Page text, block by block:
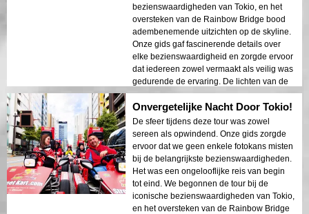
bezienswaardigheden van Tokio, en het
oversteken van de Rainbow Bridge bood
adembenemende uitzichten op de skyline.
Onze gids gaf fascinerende details over
elke bezienswaardigheid en zorgde ervoor
dat iedereen zowel vermaakt als veilig was
gedurende de ervaring. De lichten van de
stad die op de baai weerkaatsten,
creëerden een dromerige sfeer die een
blijvende indruk achterliet. Deze tour is
ideaal voor eerste bezoekers die een mix
van avontuur en sightseeing willen. Het
contrast tussen de moderne structuren van
Tokio en de historische gebieden werd
prachtig weergegeven in de nachtelijke
lichten. Ik zou deze tour ten zeerste
aanbevelen aan iedereen!
Onvergetelijke Nacht Door Tokio!
De sfeer tijdens deze tour was zowel
sereen als opwindend. Onze gids zorgde
ervoor dat we geen enkele fotokans misten
bij de belangrijkste bezienswaardigheden.
Het was een ongelooflijke reis van begin
tot eind. We begonnen de tour bij de
iconische bezienswaardigheden van Tokio,
en het oversteken van de Rainbow Bridge